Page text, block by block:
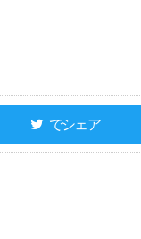
でシェア